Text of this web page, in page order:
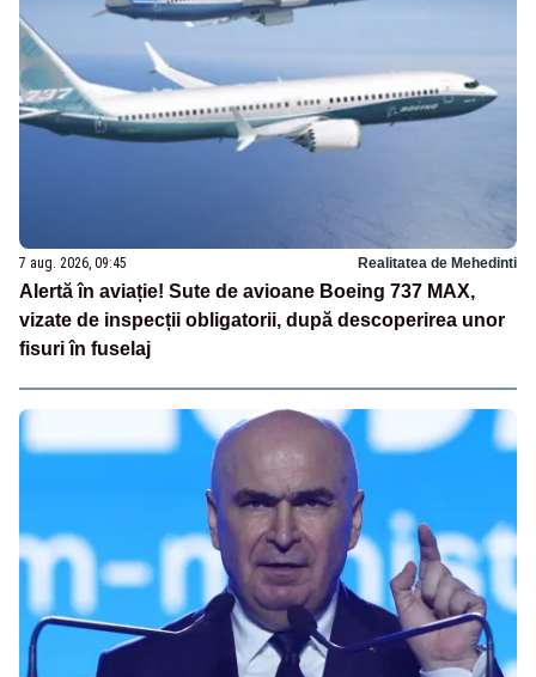
7 aug. 2026, 09:45 Realitatea de Mehedinti
Alertă în aviație! Sute de avioane Boeing 737 MAX,
vizate de inspecții obligatorii, după descoperirea unor
fisuri în fuselaj